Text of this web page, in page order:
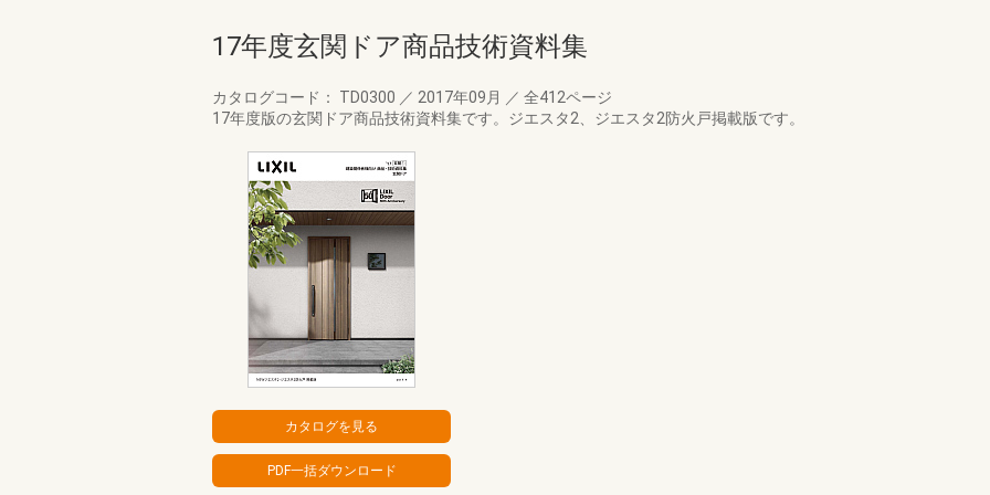
17年度玄関ドア商品技術資料集
カタログコード： TD0300 ／ 2017年09月 ／ 全412ページ
17年度版の玄関ドア商品技術資料集です。ジエスタ2、ジエスタ2防火戸掲載版です。